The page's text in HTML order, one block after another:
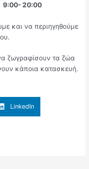
20:00
και να περιηγηθούμε
ζωγραφίσουν τα ζώα
κάποια κατασκευή.
LinkedIn